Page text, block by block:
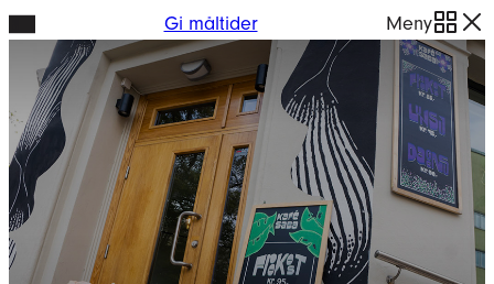
Hopp
innhold
Gi måltider Meny